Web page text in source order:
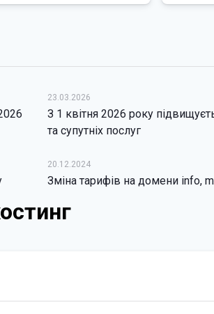
23.03.2026
З 1 квітня 2026 року
та супутніх послуг
20.12.2024
Зміна тарифів на домени info,